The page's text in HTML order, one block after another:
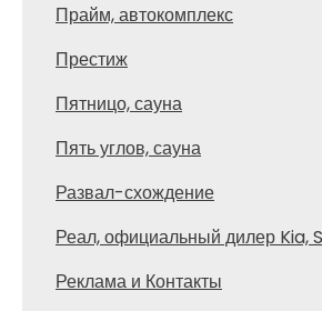
Прайм, автокомплекс
Престиж
Пятницо, сауна
Пять углов, сауна
Развал-схождение
Реал, официальный дилер Kia,
Реклама и Контакты